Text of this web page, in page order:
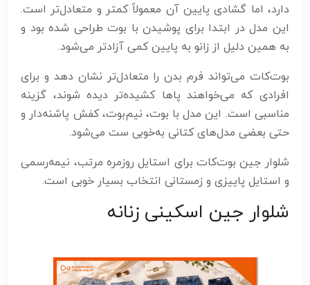
دارد، اما گشادی پایین آن معمولاً کمتر و متعادل‌تر است.
این مدل در ابتدا برای پوشیدن با بوت طراحی شده بود و
به همین دلیل از زانو به پایین کمی آزادتر می‌شود.
بوت‌کات می‌تواند فرم بدن را متعادل‌تر نشان دهد و برای
افرادی که می‌خواهند پاها کشیده‌تر دیده شوند، گزینه
مناسبی است. این مدل با بوت، نیم‌بوت، کفش پاشنه‌دار و
حتی بعضی مدل‌های کتانی به‌خوبی ست می‌شود.
شلوار جین بوت‌کات برای استایل روزمره مرتب، نیمه‌رسمی
و استایل پاییزی و زمستانی انتخاب بسیار خوبی است.
شلوار جین اسکینی زنانه